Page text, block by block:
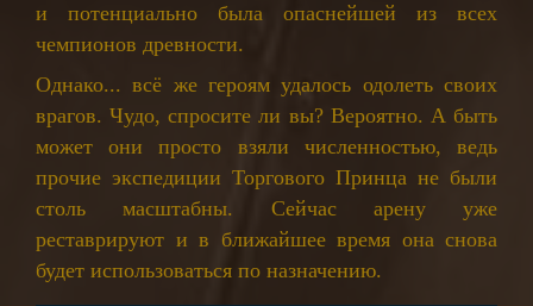
и потенциально была опаснейшей из всех
чемпионов древности.
Однако... всё же героям удалось одолеть своих
врагов. Чудо, спросите ли вы? Вероятно. А быть
может они просто взяли численностью, ведь
прочие экспедиции Торгового Принца не были
столь масштабны. Сейчас арену уже
реставрируют и в ближайшее время она снова
будет использоваться по назначению.